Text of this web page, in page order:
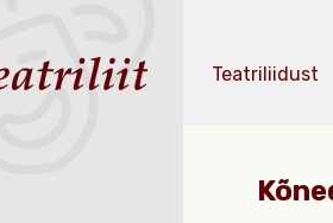
Teatriliidust